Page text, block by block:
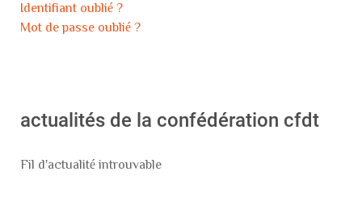
Identifiant oublié ?
Mot de passe oublié ?
actualités de la confédération cfdt
Fil d'actualité introuvable